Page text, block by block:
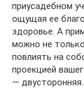
приусадебном
ощущая ее
здоровье. А
можно не
повлиять на
проекцией
— двусторонняя.